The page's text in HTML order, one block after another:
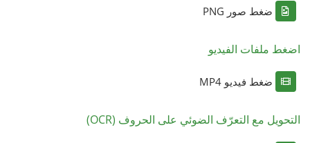
ضغط صور PNG
اضغط ملفات الفيديو
ضغط فيديو MP4
التحويل مع التعرّف الضوئي على الحروف (OCR)